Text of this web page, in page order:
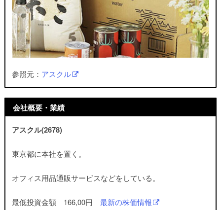
参照元： アスクル
会社概要・業績
アスクル(2678)
東京都に本社を置く。
オフィス用品通販サービスなどをしている。
最低投資金額 166,00円最新の株価情報